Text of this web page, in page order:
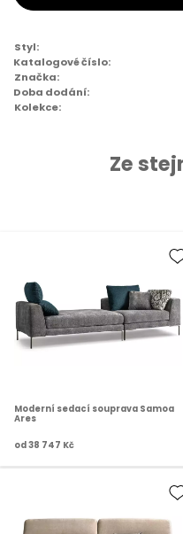
Styl:
Katalogové číslo:
Značka:
Doba dodání:
Kolekce:
Ze
Moderní sedací souprava Samoa
Ares
od38 747 Kč